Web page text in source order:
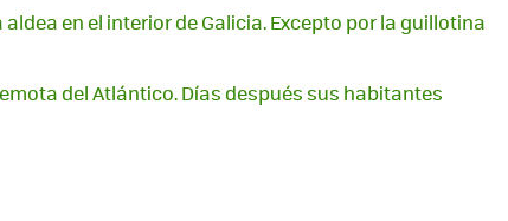
en el interior de Galicia. Excepto por la guillotina
del Atlántico. Días después sus habitantes